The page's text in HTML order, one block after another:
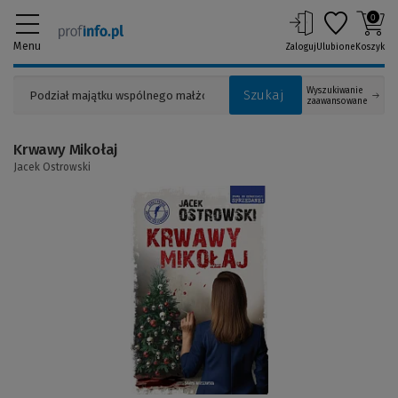
Menu
Szukaj
Wyszukiwanie
zaawansowane
ZalogujUlubione
0
Koszyk
Krwawy Mikołaj
Jacek Ostrowski